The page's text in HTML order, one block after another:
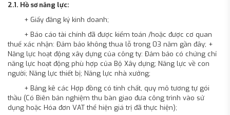
2.1. Hồ sơ năng lực:
+ Giấy đăng ký kinh doanh;
+ Báo cáo tài chính đã được kiểm toán /hoặc được cơ quan
thuế xác nhận: Đảm bảo không thua lỗ trong 03 năm gần đây; +
Năng lực hoạt động xây dựng của công ty: Đảm bảo có chứng chỉ
năng lực hoạt động phù hợp của Bộ Xây dựng; Năng lực về con
người; Năng lực thiết bị; Năng lực nhà xưởng;
+ Bảng kê các Hợp đồng có tính chất, quy mô tương tự gói
thầu (Có Biên bản nghiệm thu bàn giao đưa công trình vào sử
dụng hoặc Hóa đơn VAT thể hiện giá trị đã thực hiện);